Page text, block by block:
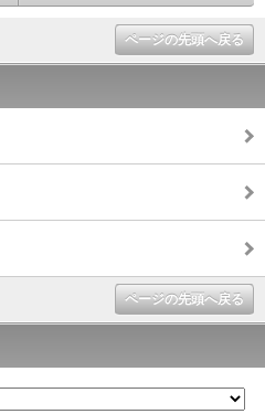
ページの先頭へ戻る
ページの先頭へ戻る